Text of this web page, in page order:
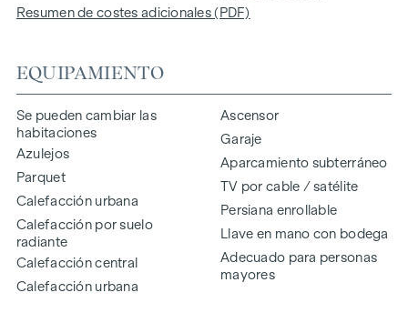
Resumen de costes adicionales (PDF)
EQUIPAMIENTO
Se pueden cambiar las
habitaciones
Azulejos
Parquet
Calefacción urbana
Calefacción por suelo
radiante
Calefacción central
Calefacción urbana
Ascensor
Garaje
Aparcamiento subterráneo
TV por cable / satélite
Persiana enrollable
Llave en mano con bodega
Adecuado para personas
mayores